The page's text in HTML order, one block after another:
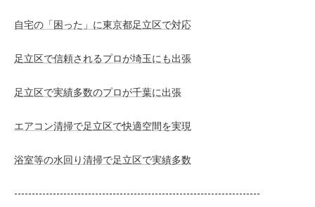
自宅の「困った」に東京都足立区で対応
足立区で信頼されるプロが埼玉にも出張
足立区で実績多数のプロが千葉に出張
エアコン清掃で足立区で快適空間を実現
浴室等の水回り清掃で足立区で実績多数
----------------------------------------------------------------------